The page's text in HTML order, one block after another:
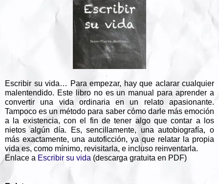
Escribir su vida… Para empezar, hay que aclarar cualquier
malentendido. Este libro no es un manual para aprender a
convertir una vida ordinaria en un relato apasionante.
Tampoco es un método para saber cómo darle más emoción
a la existencia, con el fin de tener algo que contar a los
nietos algún día. Es, sencillamente, una autobiografía, o
más exactamente, una autoficción, ya que relatar la propia
vida es, como mínimo, revisitarla, e incluso reinventarla.
Enlace a Escribir su vida (descarga gratuita en PDF)